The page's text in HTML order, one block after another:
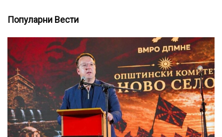
Популарни Вести